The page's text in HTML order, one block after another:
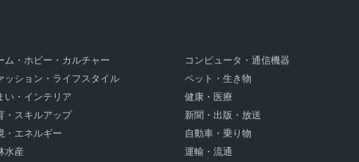
ム・ホビー・カルチャー コンピュータ・通信機器
ッション・ライフスタイル ペット・生き物
い・インテリア 健康・医療
・スキルアップ 新聞・出版・放送
・エネルギー 自動車・乗り物
水産 運輸・流通